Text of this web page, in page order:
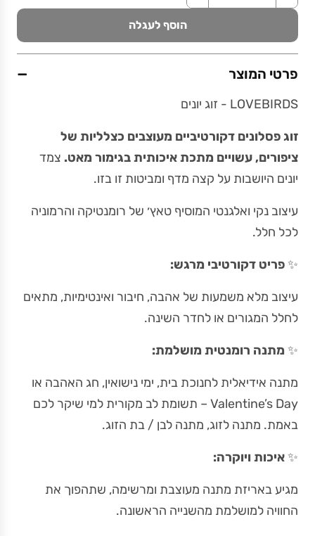
הוסף לעגלה
פרטי המוצר −
LOVEBIRDS - זוג יונים
זוג פסלונים דקורטיביים מעוצבים כצלליות של
ציפורים, עשויים מתכת איכותית בגימור מאט. צמד
יונים היושבות על קצה מדף ומביטות זו בזו.
עיצוב נקי ואלגנטי המוסיף טאץ׳ של רומנטיקה והרמוניה
לכל חלל.
✨פריט דקורטיבי מרגש:
עיצוב מלא משמעות של אהבה, חיבור ואינטימיות, מתאים
לחלל המגורים או לחדר השינה.
✨ מתנה רומנטית מושלמת:
מתנה אידיאלית לחנוכת בית, ימי נישואין, חג האהבה או
Valentine’s Day – תשומת לב מקורית למי שיקר לכם
באמת. מתנה לזוג, מתנה לבן / בת הזוג.
✨איכות ויוקרה:
מגיע באריזת מתנה מעוצבת ומרשימה, שתהפוך את
החוויה למושלמת מהשנייה הראשונה.